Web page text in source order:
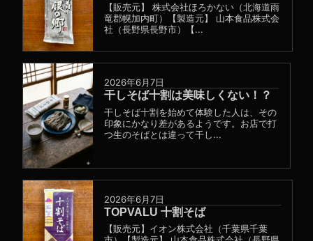
【販売元】 株式会社ほろかない（北海道雨
竜郡幌加内町）【製造元】 山本食品株式会
社（長野県長野市）【...
2026年6月7日
干しそば十割は美味しくない！？
干しそば十割を始めて体験した人は、その
印象にかなり差があるようです。お店で打
つ生のそばとは違って干し...
2026年6月7日
TOPVALU 十割そば
【販売元】イオン株式会社（千葉県千葉